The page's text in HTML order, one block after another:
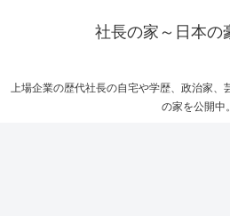
社長の家～日本の
上場企業の歴代社長の自宅や学歴、政治家、
の家を公開中。